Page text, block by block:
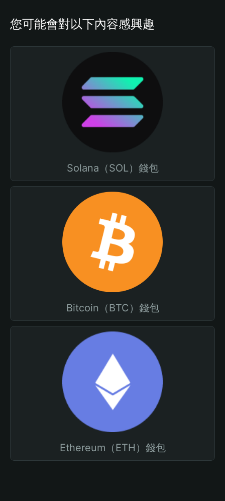
您可能會對以下內容感興趣
Solana（SOL）錢包
Bitcoin（BTC）錢包
Ethereum（ETH）錢包